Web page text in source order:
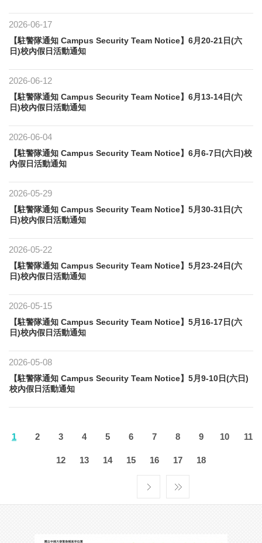
2026-06-17
【駐警隊通知 Campus Security Team Notice】6月20-21日(六
日)校內假日活動通知
2026-06-12
【駐警隊通知 Campus Security Team Notice】6月13-14日(六
日)校內假日活動通知
2026-06-04
【駐警隊通知 Campus Security Team Notice】6月6-7日(六日)校
內假日活動通知
2026-05-29
【駐警隊通知 Campus Security Team Notice】5月30-31日(六
日)校內假日活動通知
2026-05-22
【駐警隊通知 Campus Security Team Notice】5月23-24日(六
日)校內假日活動通知
2026-05-15
【駐警隊通知 Campus Security Team Notice】5月16-17日(六
日)校內假日活動通知
2026-05-08
【駐警隊通知 Campus Security Team Notice】5月9-10日(六日)
校內假日活動通知
1 2 3 4 5 6 7 8 9 10 11
12 13 14 15 16 17 18